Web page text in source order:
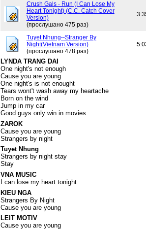
Crush Gals - Run (I Can Lose My
Heart Tonight) (C.C. Catch Cover
Version)
(прослушано 475 раз)
Tuyet Nhung--Stranger By
Night(Vietnam Version)
(прослушано 478 раз)
LYNDA TRANG DAI
One night's not enough
Cause you are young
One night's is not enought
Tears wont't wash away my heartache
Born on the wind
Jump in my car
Good guys only win in movies
ZAROK
Cause you are young
Strangers by night
Tuyet Nhung
Strangers by night stay
Stay
VNA MUSIC
I can lose my heart tonight
KIEU NGA
Strangers By Night
Cause you are young
LEIT MOTIV
Cause you are young